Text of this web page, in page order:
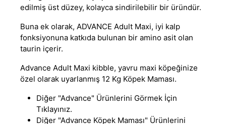
edilmiş üst düzey, kolayca sindirilebilir bir üründür.
Buna ek olarak, ADVANCE Adult Maxi, iyi kalp
fonksiyonuna katkıda bulunan bir amino asit olan
taurin içerir.
Advance Adult Maxi kibble, yavru maxi köpeğinize
özel olarak uyarlanmış 12 Kg Köpek Maması.
Diğer "Advance" Ürünlerini Görmek İçin
Tıklayınız.
Diğer "Advance Köpek Maması" Ürünlerini